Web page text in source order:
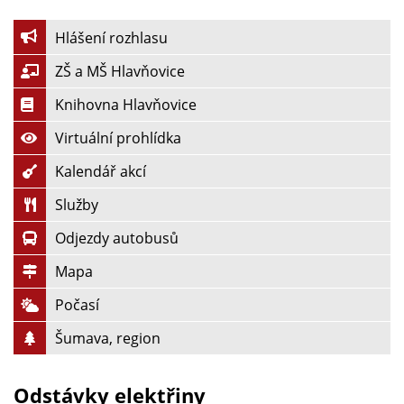
Hlášení rozhlasu
ZŠ a MŠ Hlavňovice
Knihovna Hlavňovice
Virtuální prohlídka
Kalendář akcí
Služby
Odjezdy autobusů
Mapa
Počasí
Šumava, region
Odstávky elektřiny